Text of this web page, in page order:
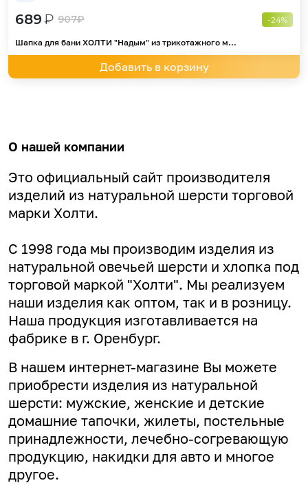
689₽ 907₽ -24%
Шапка для бани ХОЛТИ "Надым" из трикотажного м...
Добавить в корзину
О нашей компании
Это официальный сайт производителя
изделий из натуральной шерсти торговой
марки Холти.
С 1998 года мы производим изделия из
натуральной овечьей шерсти и хлопка под
торговой маркой "Холти". Мы реализуем
наши изделия как оптом, так и в розницу.
Наша продукция изготавливается на
фабрике в г. Оренбург.
В нашем интернет-магазине Вы можете
приобрести изделия из натуральной
шерсти: мужские, женские и детские
домашние тапочки, жилеты, постельные
принадлежности, лечебно-согревающую
продукцию, накидки для авто и многое
другое.